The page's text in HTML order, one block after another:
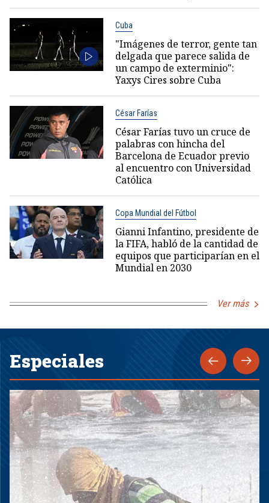
Cuba
"Imágenes de terror, gente tan
delgada que parece salida de
un campo de exterminio":
Yaxys Cires sobre Cuba
César Farías
César Farías tuvo un cruce de
palabras con hincha del
Barcelona de Ecuador previo
al encuentro con Universidad
Católica
Copa Mundial del Fútbol
Gianni Infantino, presidente de
la FIFA, habló de la cantidad de
equipos que participarían en el
Mundial en 2030
Ver más
Especiales